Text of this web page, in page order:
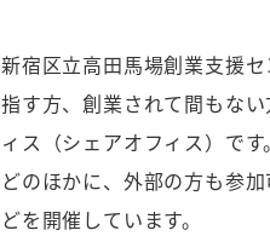
新宿区立高田馬場創業支援
指す方、創業されて間もな
ィス（シェアオフィス）で
どのほかに、外部の方も参
どを開催しています。